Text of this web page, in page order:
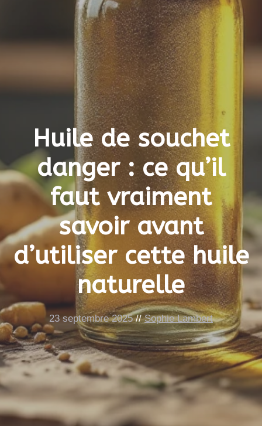
Huile de souchet
danger : ce qu’il
faut vraiment
savoir avant
d’utiliser cette huile
naturelle
23 septembre 2025 // Sophie Lambert